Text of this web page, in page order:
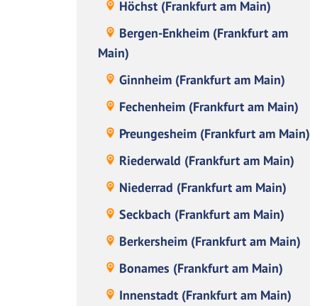
Höchst (Frankfurt am Main)
Bergen-Enkheim (Frankfurt am
Main)
Ginnheim (Frankfurt am Main)
Fechenheim (Frankfurt am Main)
Preungesheim (Frankfurt am Main)
Riederwald (Frankfurt am Main)
Niederrad (Frankfurt am Main)
Seckbach (Frankfurt am Main)
Berkersheim (Frankfurt am Main)
Bonames (Frankfurt am Main)
Innenstadt (Frankfurt am Main)